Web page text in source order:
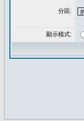
分區:
顯示模式: